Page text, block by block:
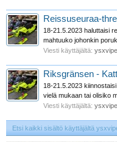
Reissuseuraa-
18-21.5.2023 haluttaisi
mahtuuko johonkin
Viesti käyttäjältä:
Riksgränsen -
18-21.5.2023
vielä mukaan tai olisiko
Viesti käyttäjältä:
Etsi kaikki sisältö käyttäjältä